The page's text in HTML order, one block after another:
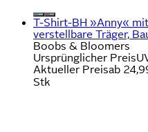
T-Shirt-BH »Anny«
verstellbare Träger,
Boobs & Bloomers
Ursprünglicher Preis
Aktueller Preisab
Stk